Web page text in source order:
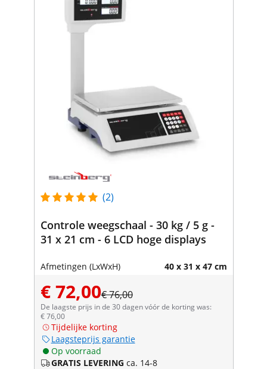
(2)
Controle weegschaal - 30 kg / 5 g -
31 x 21 cm - 6 LCD hoge displays
Afmetingen (LxWxH) 40 x 31 x 47 cm
€ 72,00€ 76,00
De laagste prijs in de 30 dagen vóór de korting was:
€ 76,00
Tijdelijke korting
Laagsteprijs garantie
Op voorraad
GRATIS LEVERING ca. 14-8